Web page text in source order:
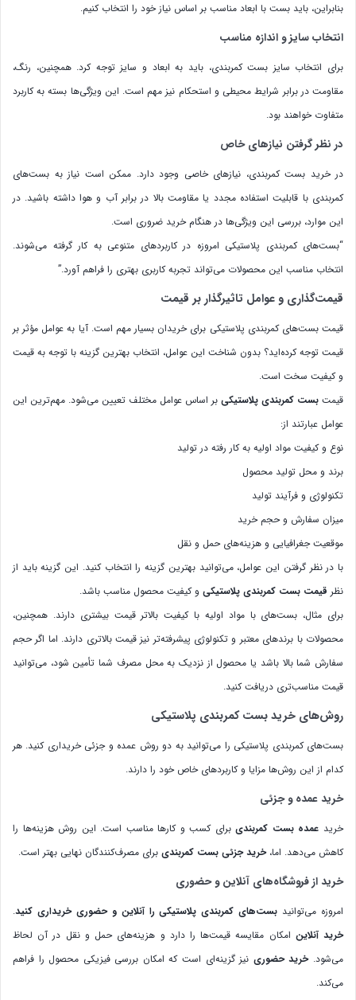
بنابراین، باید بست با ابعاد مناسب بر اساس نیاز خود را انتخاب کنیم.
انتخاب سایز و اندازه مناسب
برای انتخاب سایز بست کمربندی، باید به ابعاد و سایز توجه کرد. همچنین، رنگ،
مقاومت در برابر شرایط محیطی و استحکام نیز مهم است. این ویژگی‌ها بسته به کاربرد
متفاوت خواهند بود.
در نظر گرفتن نیازهای خاص
در خرید بست کمربندی، نیازهای خاصی وجود دارد. ممکن است نیاز به بست‌های
کمربندی با قابلیت استفاده مجدد یا مقاومت بالا در برابر آب و هوا داشته باشید. در
این موارد، بررسی این ویژگی‌ها در هنگام خرید ضروری است.
“بست‌های کمربندی پلاستیکی امروزه در کاربردهای متنوعی به کار گرفته می‌شوند.
انتخاب مناسب این محصولات می‌تواند تجربه کاربری بهتری را فراهم آورد.”
قیمت‌گذاری و عوامل تاثیرگذار بر قیمت
قیمت بست‌های کمربندی پلاستیکی برای خریدان بسیار مهم است. آیا به عوامل مؤثر بر
قیمت توجه کرده‌اید؟ بدون شناخت این عوامل، انتخاب بهترین گزینه با توجه به قیمت
و کیفیت سخت است.
قیمت بست کمربندی پلاستیکی بر اساس عوامل مختلف تعیین می‌شود. مهم‌ترین این
عوامل عبارتند از:
نوع و کیفیت مواد اولیه به کار رفته در تولید
برند و محل تولید محصول
تکنولوژی و فرآیند تولید
میزان سفارش و حجم خرید
موقعیت جغرافیایی و هزینه‌های حمل و نقل
با در نظر گرفتن این عوامل، می‌توانید بهترین گزینه را انتخاب کنید. این گزینه باید از
نظر قیمت بست کمربندی پلاستیکی و کیفیت محصول مناسب باشد.
برای مثال، بست‌های با مواد اولیه با کیفیت بالاتر قیمت بیشتری دارند. همچنین،
محصولات با برندهای معتبر و تکنولوژی پیشرفته‌تر نیز قیمت بالاتری دارند. اما اگر حجم
سفارش شما بالا باشد یا محصول از نزدیک به محل مصرف شما تأمین شود، می‌توانید
قیمت مناسب‌تری دریافت کنید.
روش‌های خرید بست کمربندی پلاستیکی
بست‌های کمربندی پلاستیکی را می‌توانید به دو روش عمده و جزئی خریداری کنید. هر
کدام از این روش‌ها مزایا و کاربردهای خاص خود را دارند.
خرید عمده و جزئی
خرید عمده بست کمربندیبرای کسب و کارها مناسب است. این روش هزینه‌ها را
کاهش می‌دهد. اما،خرید جزئی بست کمربندی برای مصرف‌کنندگان نهایی بهتر است.
خرید از فروشگاه‌های آنلاین و حضوری
امروزه می‌توانید بست‌های کمربندی پلاستیکی را آنلاین و حضوری خریداری کنید.
خرید آنلاین امکان مقایسه قیمت‌ها را دارد و هزینه‌های حمل و نقل در آن لحاظ
می‌شود.خرید حضوری نیز گزینه‌ای است که امکان بررسی فیزیکی محصول را فراهم
می‌کند.